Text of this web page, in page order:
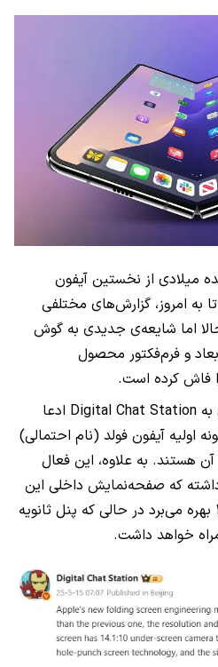
میلادی از نخستین آیفون
به امروز، گزارش‌های مختلفی
اما شایعه‌ی جدیدی به گوش
و فرم‌فکتور محصول
فاش کرده است.
افشاگری شناخته‌شده موسوم به Digital Chat Station ادعا
اولیه آیفون فولد (نام احتمالی)
هستند. به علاوه، این فعال
که صفحه‌نمایش داخلی این
گوشی از نسبت تصویر ۱۴٫۱:۱۰ بهره می‌برد در حالی که پنل ثانویه